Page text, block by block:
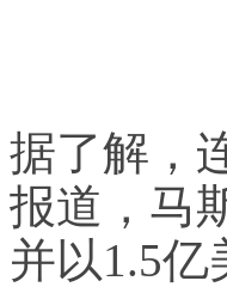
据了解，
报道，马
并以1.5